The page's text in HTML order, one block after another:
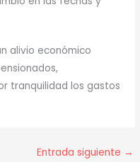
alivio económico
tranquilidad los gastos
Entrada siguiente →